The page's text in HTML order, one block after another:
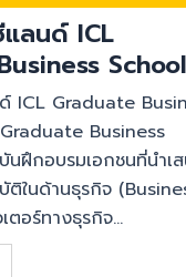
ลนด์ ICL
School
ICL Graduate
Business
นฝึกอบรมเอกชนที่นำเ
ติในด้านธุรกิจ
อร์ทางธุรกิจ...